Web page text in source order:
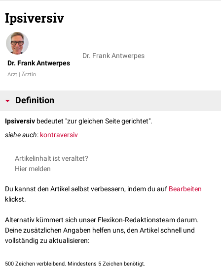
Ipsiversiv
Dr. Frank Antwerpes
Arzt | Ärztin
Dr. Frank Antwerpes
Definition
Ipsiversiv bedeutet "zur gleichen Seite gerichtet".
siehe auch: kontraversiv
Artikelinhalt ist veraltet?
Hier melden
Du kannst den Artikel selbst verbessern, indem du auf Bearbeiten
klickst.
Alternativ kümmert sich unser Flexikon-Redaktionsteam darum.
Deine zusätzlichen Angaben helfen uns, den Artikel schnell und
vollständig zu aktualisieren:
500 Zeichen verbleibend. Mindestens 5 Zeichen benötigt.